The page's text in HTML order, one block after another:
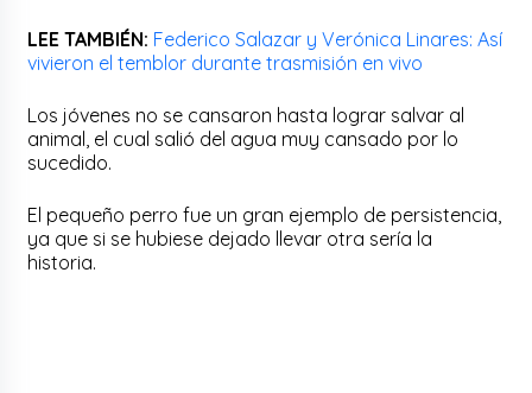
LEE TAMBIÉN: Federico Salazar y Verónica Linares: Así
vivieron el temblor durante trasmisión en vivo
Los jóvenes no se cansaron hasta lograr salvar al
animal, el cual salió del agua muy cansado por lo
sucedido.
El pequeño perro fue un gran ejemplo de persistencia,
ya que si se hubiese dejado llevar otra sería la
historia.